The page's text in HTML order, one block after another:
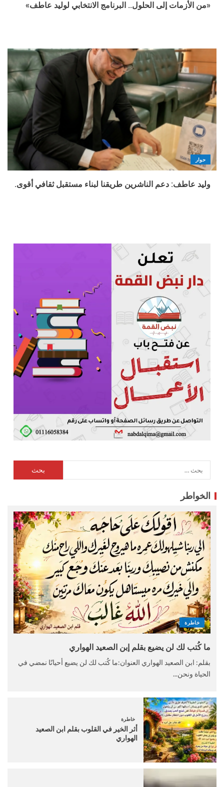
«من الأزمات إلى الحلول.. البرنامج الانتخابي لوليد عاطف»
حوار
وليد عاطف: دعم الناشرين طريقنا لبناء مستقبل ثقافي أقوى.
الخواطر
خاطرة
ما كُتب لك لن يضيع بقلم إبن الصعيد الهواري
بقلم: ابن الصعيد الهواري العنوان:ما كُتب لك لن يضيع أحيانًا نمضي في
الحياة ونحن...
خاطرة
أثر الخير في القلوب بقلم ابن الصعيد
الهواري